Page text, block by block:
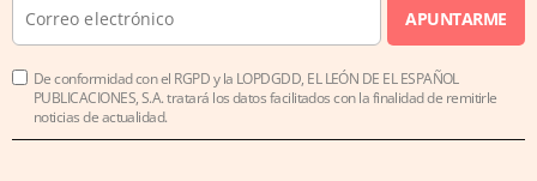
APUNTARME
De conformidad con el RGPD y la LOPDGDD, EL LEÓN DE EL ESPAÑOL
PUBLICACIONES, S.A. tratará los datos facilitados con la finalidad de remitirle
noticias de actualidad.